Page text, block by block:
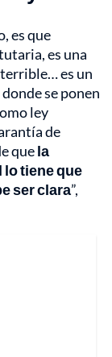
es que
es una
es un
se ponen
ley
de
quela
tiene que
ser clara”,